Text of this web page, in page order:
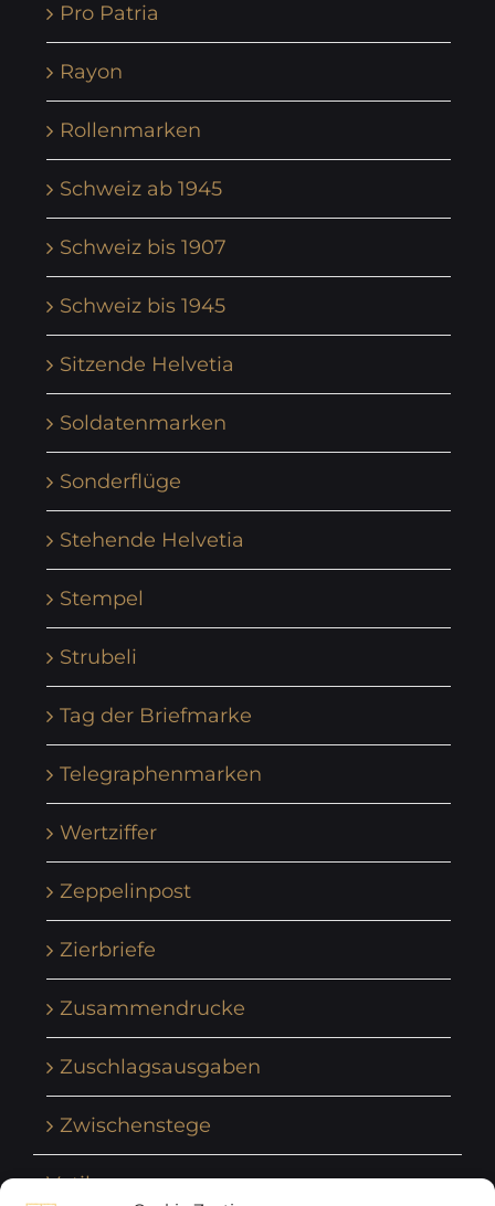
Pro Patria
Rayon
Rollenmarken
Schweiz ab 1945
Schweiz bis 1907
Schweiz bis 1945
Sitzende Helvetia
Soldatenmarken
Sonderflüge
Stehende Helvetia
Stempel
Strubeli
Tag der Briefmarke
Telegraphenmarken
Wertziffer
Zeppelinpost
Zierbriefe
Zusammendrucke
Zuschlagsausgaben
Zwischenstege
Vatikan